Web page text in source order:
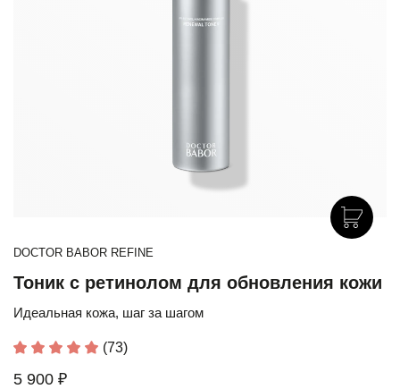
DOCTOR BABOR REFINE
Тоник с ретинолом для обновления кожи
Идеальная кожа, шаг за шагом
(73)
5 900 ₽